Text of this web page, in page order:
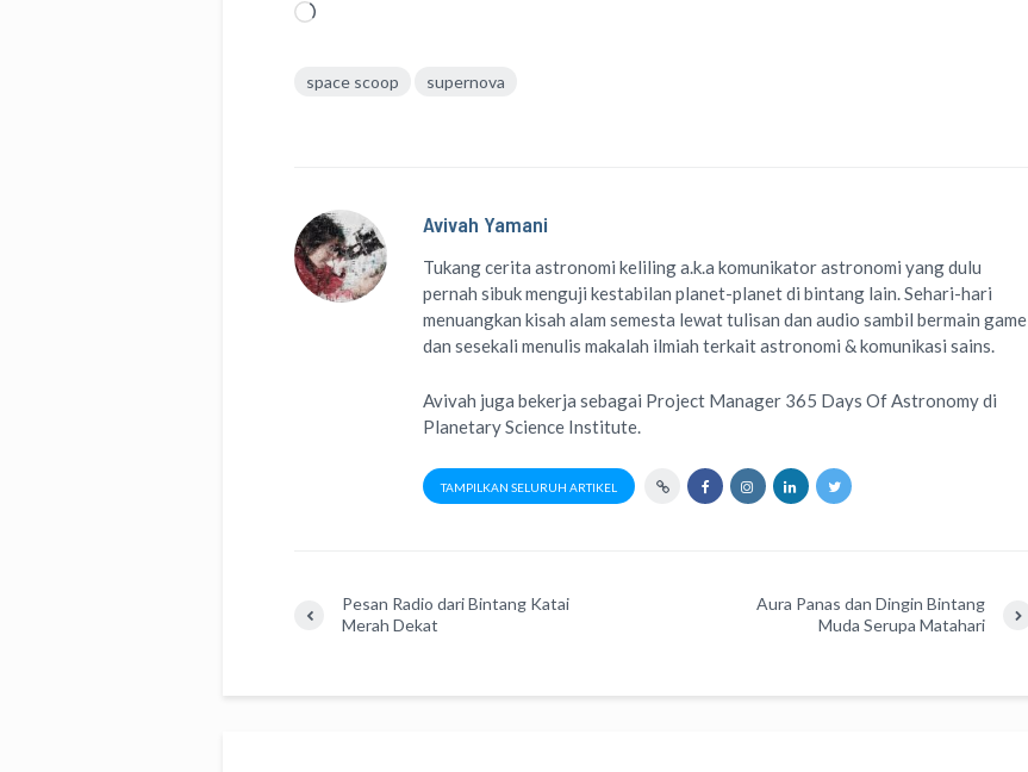
Memuat...
space scoop supernova
Avivah Yamani
Tukang cerita astronomi kelilinga.k.akomunikator astronomi yang dulu
pernah sibuk menguji kestabilan planet-planet di bintang lain. Sehari-hari
menuangkan kisah alam semesta lewattulisandanaudio sambil bermain game
dan sesekali menulismakalah ilmiah terkait astronomi &komunikasi sains.
Avivah juga bekerja sebagai Project Manager 365 Days Of Astronomydi
Planetary Science Institute.
TAMPILKAN SELURUH ARTIKEL
Pesan Radio dari Bintang Katai
Merah Dekat
Aura Panas dan Dingin Bintang
Muda Serupa Matahari